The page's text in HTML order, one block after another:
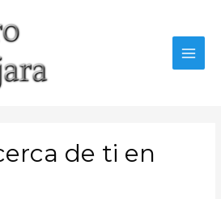
de ti en